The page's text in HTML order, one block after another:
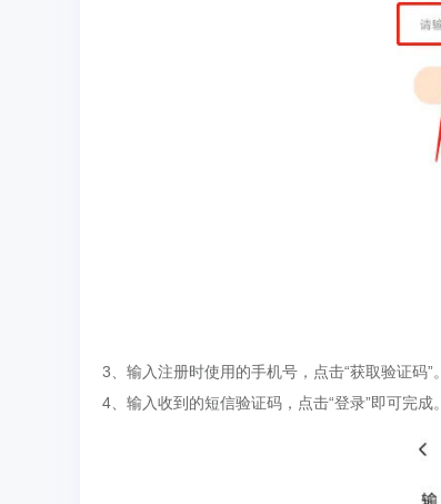
3、输入注册时使用的手机号，点击“获取验证码”。
4、输入收到的短信验证码，点击“登录”即可完成。